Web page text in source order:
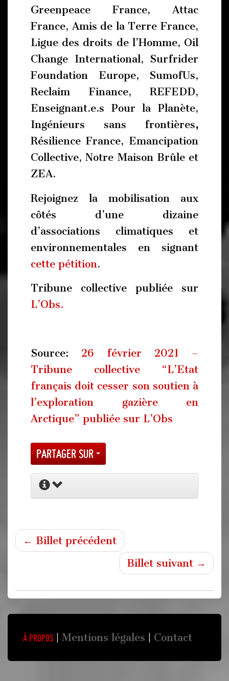
Greenpeace France, Attac
France, Amis de la Terre France,
Ligue des droits de l’Homme, Oil
Change International, Surfrider
Foundation Europe, SumofUs,
Reclaim Finance, REFEDD,
Enseignant.e.s Pour la Planète,
Ingénieurs sans frontières,
Résilience France, Emancipation
Collective, Notre Maison Brûle et
ZEA.
Rejoignez la mobilisation aux
côtés d’une dizaine
d’associations climatiques et
environnementales en signant
cette pétition.
Tribune collective publiée sur
L’Obs.
Source: 26 février 2021 –
Tribune collective “L’Etat
français doit cesser son soutien à
l’exploration gazière en
Arctique” publiée sur L’Obs
Partager sur
← Billet précédent
Billet suivant →
À propos Mentions légales Contact